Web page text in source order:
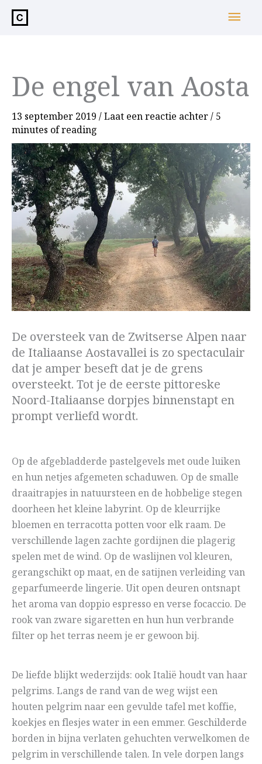
inhoud
De engel van Aosta
13 september 2019 /Laat een reactie achter/ 5
minutes of reading
De oversteek van de Zwitserse Alpen naar
de Italiaanse Aostavallei is zo spectaculair
dat je amper beseft dat je de grens
oversteekt. Tot je de eerste pittoreske
Noord-Italiaanse dorpjes binnenstapt en
prompt verliefd wordt.
Op de afgebladderde pastelgevels met oude luiken
en hun netjes afgemeten schaduwen. Op de smalle
draaitrapjes in natuursteen en de hobbelige stegen
doorheen het kleine labyrint. Op de kleurrijke
bloemen en terracotta potten voor elk raam. De
verschillende lagen zachte gordijnen die plagerig
spelen met de wind. Op de waslijnen vol kleuren,
gerangschikt op maat, en de satijnen verleiding van
geparfumeerde lingerie. Uit open deuren ontsnapt
het aroma van doppio espresso en verse focaccio. De
rook van zware sigaretten en hun hun verbrande
filter op het terras neem je er gewoon bij.
De liefde blijkt wederzijds: ook Italië houdt van haar
pelgrims. Langs de rand van de weg wijst een
houten pelgrim naar een gevulde tafel met koffie,
koekjes en flesjes water in een emmer. Geschilderde
borden in bijna verlaten gehuchten verwelkomen de
pelgrim in verschillende talen. In vele dorpen langs